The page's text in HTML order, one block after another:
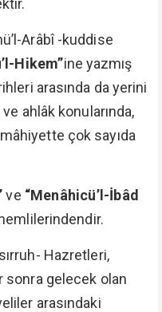
Arâbî -kuddise
Hikem”ine yazmış
arasında da yerini
ve ahlâk konularında,
çok sayıda
ve “Menâhicü’l-İbâd
Hazretleri,
sonra gelecek olan
arasındaki